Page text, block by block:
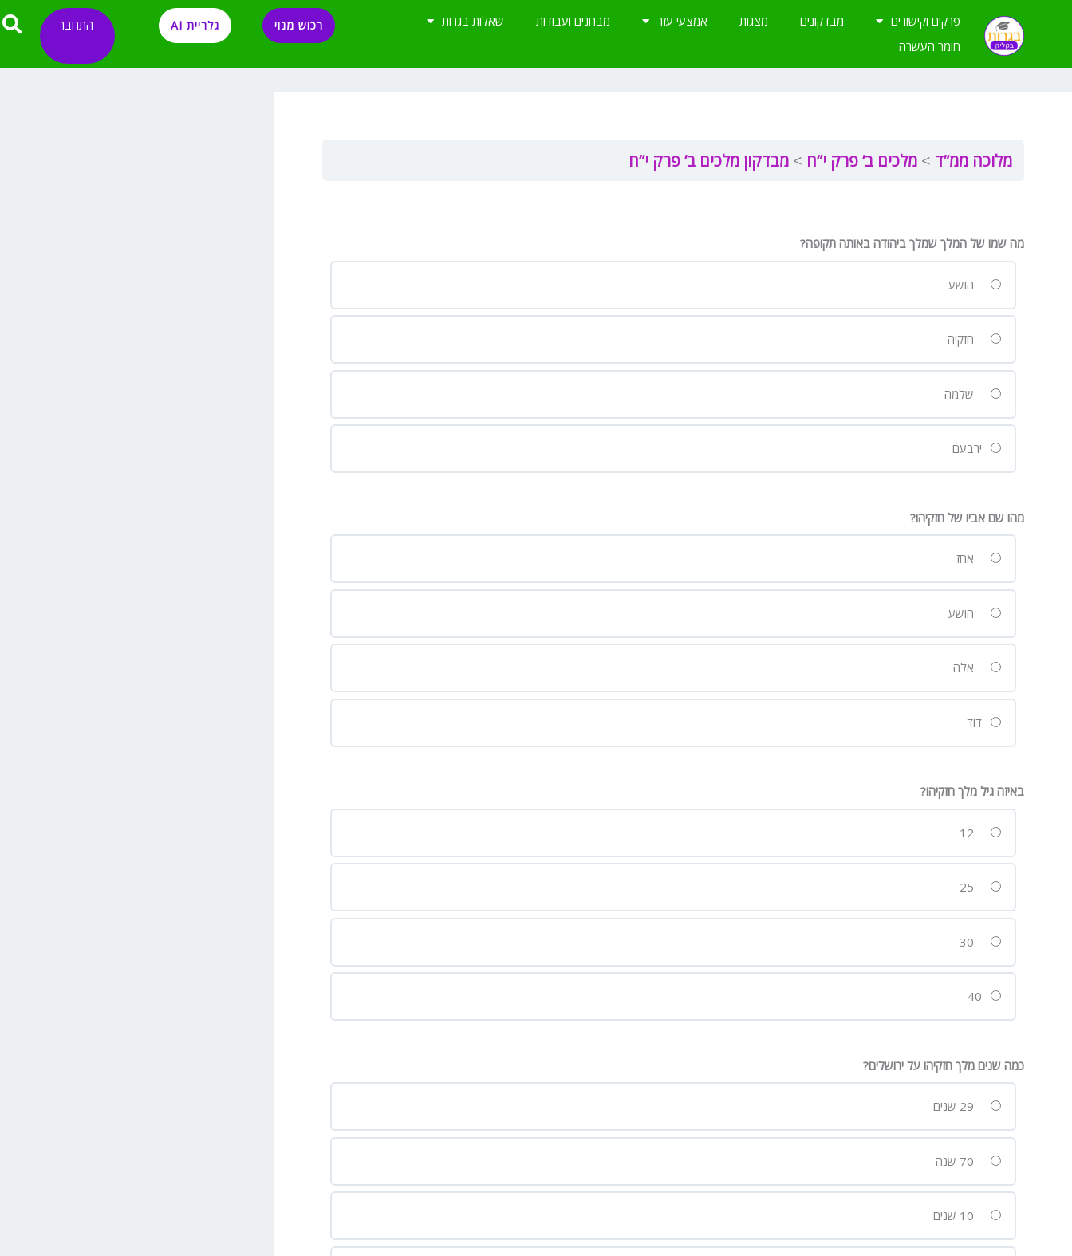
פרקים וקישורים מבדקונים מצגות אמצעי עזר מבחנים ועבודות
שאלות בגרות
חומר העשרה
רכוש מנוי גלריית AI התחבר
מלוכה ממ”ד מלכים ב’ פרק י”ח מבדקון מלכים ב’ פרק י”ח
מה שמו של המלך שמלך ביהודה באותה תקופה?
הושע
חזקיה
שלמה
ירבעם
מהו שם אביו של חזקיהו?
אחז
הושע
אלה
דוד
באיזה גיל מלך חזקיהו?
כמה שנים מלך חזקיהו על ירושלים?